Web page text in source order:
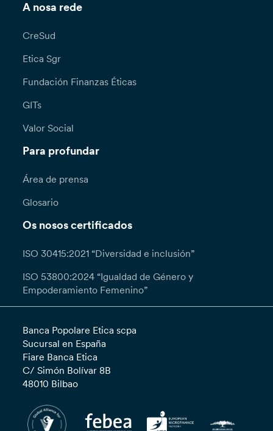
A nosa rede
CreSud
Etica Sgr
Fundación Finanzas Éticas
GITs
Valor Social
Para profundar
Área de prensa
Glosario
Os nosos certificados
ISO 30415:2021 “Diversidad e inclusión”
ISO 53800:2024 “Igualdad de Género y
Empoderamiento Femenino”
Banca Popolare Etica scpa
Sucursal en España
Fiare Banca Etica
C/ Simón Bolívar 8B
48010 Bilbao